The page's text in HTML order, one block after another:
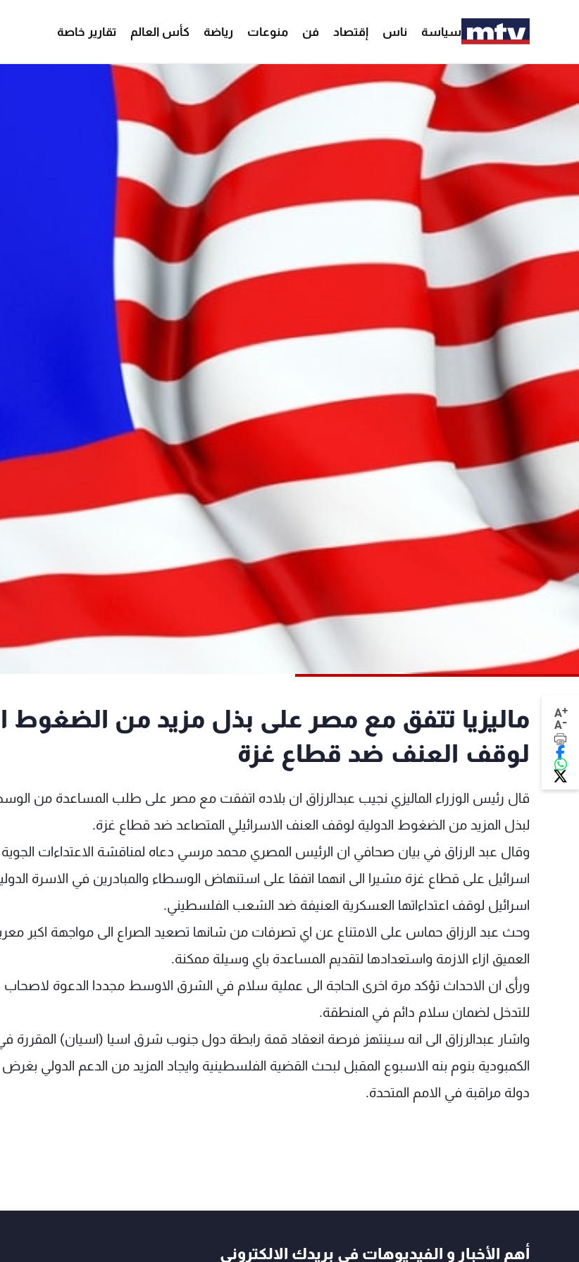
سياسة ناس إقتصاد فن منوعات رياضة كأس العالم تقارير خاصة
A+
A-
ماليزيا تتفق مع مصر على بذل مزيد من الضغوط
لوقف العنف ضد قطاع غزة
قال رئيس الوزراء الماليزي نجيب عبدالرزاق ان بلاده اتفقت مع مصر على طلب المساعدة من
لبذل المزيد من الضغوط الدولية لوقف العنف الاسرائيلي المتصاعد ضد قطاع غزة.
وقال عبد الرزاق في بيان صحافي ان الرئيس المصري محمد مرسي دعاه لمناقشة الاعتداءات الجوية
اسرائيل على قطاع غزة مشيرا الى انهما اتفقا على استنهاض الوسطاء والمبادرين في الاسرة
اسرائيل لوقف اعتداءاتها العسكرية العنيفة ضد الشعب الفلسطيني.
وحث عبد الرزاق حماس على الامتناع عن اي تصرفات من شانها تصعيد الصراع الى مواجهة اكبر
العميق ازاء الازمة واستعدادها لتقديم المساعدة باي وسيلة ممكنة.
ورأى ان الاحداث تؤكد مرة اخرى الحاجة الى عملية سلام في الشرق الاوسط مجددا الدعوة لاصحاب
للتدخل لضمان سلام دائم في المنطقة.
واشار عبدالرزاق الى انه سينتهز فرصة انعقاد قمة رابطة دول جنوب شرق اسيا (اسيان) المقررة
الكمبودية بنوم بنه الاسبوع المقبل لبحث القضية الفلسطينية وايجاد المزيد من الدعم الدولي
دولة مراقبة في الامم المتحدة.
أهم الأخبار و الفيديوهات في بريدك الالكتروني